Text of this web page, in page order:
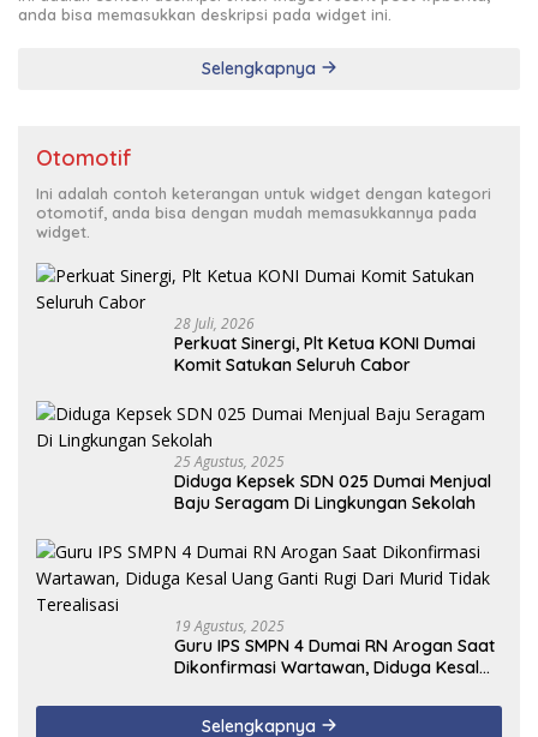
anda bisa memasukkan deskripsi pada widget ini.
Selengkapnya
Otomotif
Ini adalah contoh keterangan untuk widget dengan kategori
otomotif, anda bisa dengan mudah memasukkannya pada
widget.
28 Juli, 2026
Perkuat Sinergi, Plt Ketua KONI Dumai
Komit Satukan Seluruh Cabor
25 Agustus, 2025
Diduga Kepsek SDN 025 Dumai Menjual
Baju Seragam Di Lingkungan Sekolah
19 Agustus, 2025
Guru IPS SMPN 4 Dumai RN Arogan Saat
Dikonfirmasi Wartawan, Diduga Kesal
Terealisasi
Selengkapnya